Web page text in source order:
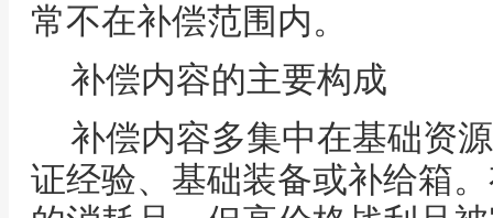
常不在补偿范围内。
补偿内容的主要构成
补偿内容多集中在基础资
证经验、基础装备或补给箱